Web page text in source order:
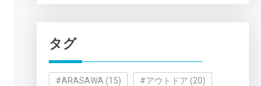
ー
タグ
#ARASAWA (15) #アウトドア (20)